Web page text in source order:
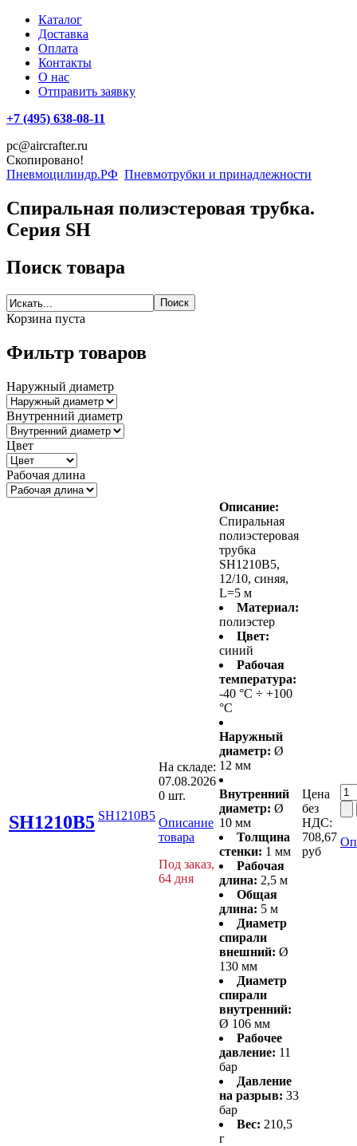
Каталог
Доставка
Оплата
Контакты
О нас
Отправить заявку
+7 (495) 638-08-11
pc@aircrafter.ru
Скопировано!
Пневмоцилиндр.РФ Пневмотрубки и принадлежности
Спиральная полиэстеровая трубка.
Серия SH
Поиск товара
Корзина пуста
Фильтр товаров
Наружный диаметр
Внутренний диаметр
Цвет
Рабочая длина
SH1210B5 SH1210B5
На складе:
07.08.2026
0 шт.
Описание
товара
Под заказ,
64 дня
Описание:
Спиральная
полиэстеровая
трубка
SH1210B5,
12/10, синяя,
L=5 м
Материал:
полиэстер
Цвет:
синий
Рабочая
температура:
-40 °С ÷ +100
°С
Наружный
диаметр: Ø
12 мм
Внутренний
диаметр: Ø
10 мм
Толщина
стенки: 1 мм
Рабочая
длина: 2,5 м
Общая
длина: 5 м
Диаметр
спирали
внешний: Ø
130 мм
Диаметр
спирали
внутренний:
Ø 106 мм
Рабочее
давление: 11
бар
Давление
на разрыв: 33
бар
Вес: 210,5
г
Цена
без
НДС:
708,67
руб